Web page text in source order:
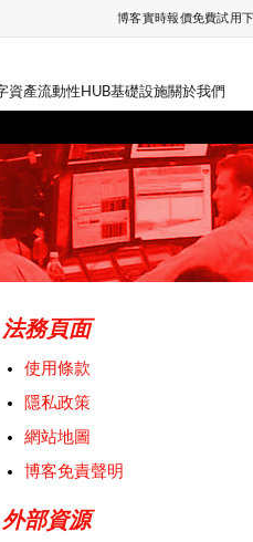
博客實時報價免費試用
資產流動性HUB基礎設施關於我們
法務頁面
使用條款
隱私政策
網站地圖
博客免責聲明
外部資源